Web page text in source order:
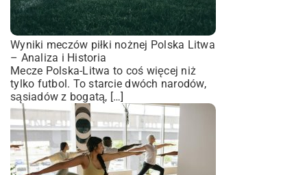
Wyniki meczów piłki nożnej Polska Litwa
– Analiza i Historia
Mecze Polska-Litwa to coś więcej niż
tylko futbol. To starcie dwóch narodów,
sąsiadów z bogatą, […]